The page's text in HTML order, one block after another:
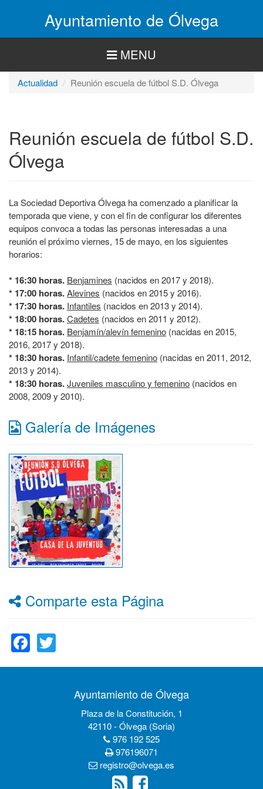
Ayuntamiento de Ólvega
MENU
Actualidad Reunión escuela de fútbol S.D. Ólvega
Reunión escuela de fútbol S.D.
Ólvega
La Sociedad Deportiva Ólvega ha comenzado a planificar la
temporada que viene, y con el fin de configurar los diferentes
equipos convoca a todas las personas interesadas a una
reunión el próximo viernes, 15 de mayo, en los siguientes
horarios:
* 16:30 horas. Benjamines (nacidos en 2017 y 2018).
* 17:00 horas.Alevines (nacidos en 2015 y 2016).
* 17:30 horas. Infantiles (nacidos en 2013 y 2014).
* 18:00 horas.Cadetes (nacidos en 2011 y 2012).
* 18:15 horas. Benjamín/alevín femenino (nacidas en 2015,
2016, 2017 y 2018).
* 18:30 horas. Infantil/cadete femenino (nacidas en 2011, 2012,
2013 y 2014).
* 18:30 horas.Juveniles masculino y femenino (nacidos en
2008, 2009 y 2010).
Galería de Imágenes
Comparte esta Página
Facebook
Ayuntamiento de Ólvega
Plaza de la Constitución, 1
42110 - Ólvega (Soria)
976 192 525
976196071
registro@olvega.es